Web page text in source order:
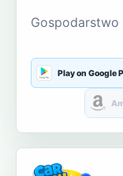
Play on Google